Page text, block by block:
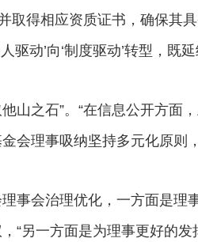
取得相应资质证书，确保其
驱动’向‘制度驱动’转型，
之石”。“在信息公开方面
会理事吸纳坚持多元化原
会治理优化，一方面是理
“另一方面是为理事更好的